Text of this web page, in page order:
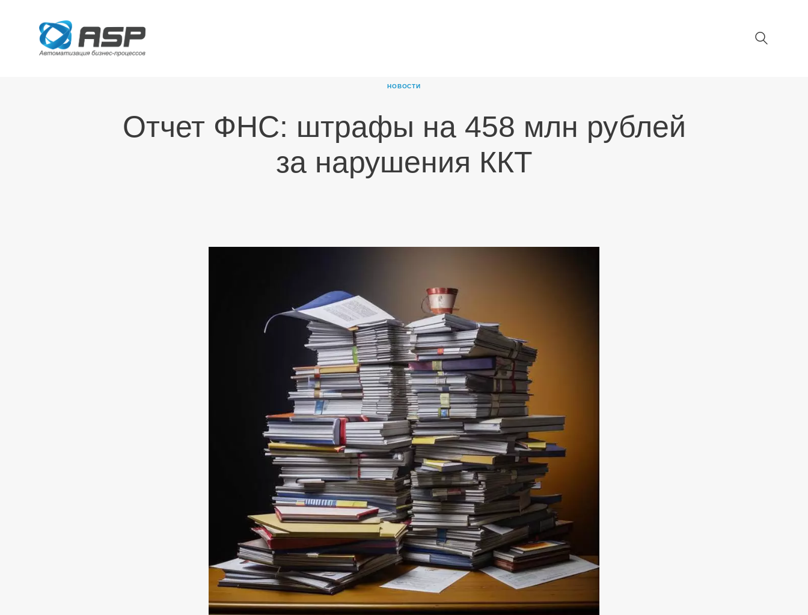
НОВОСТИ
Отчет ФНС: штрафы на 458 млн рублей
за нарушения ККТ
НОВОСТИ
КАРЬЕРА
ПАРТНЕРЫ